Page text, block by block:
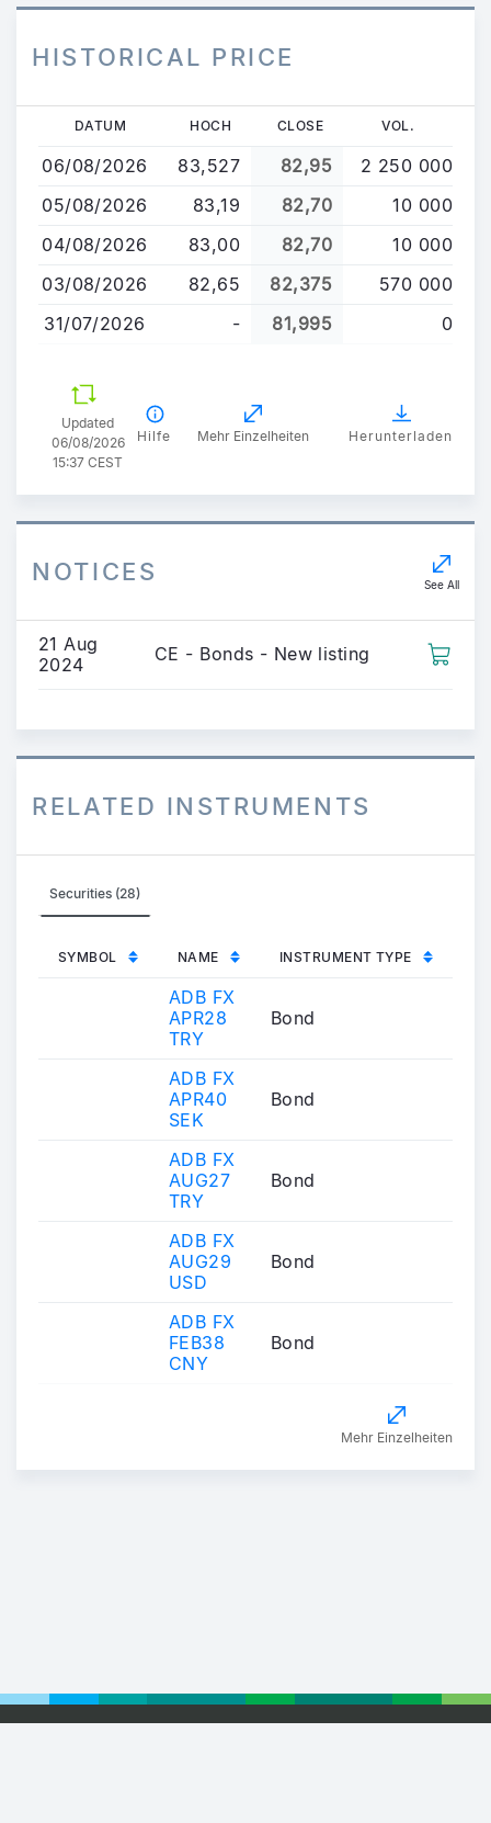
HISTORICAL PRICE
Direkt
Inhalt
DATUM HOCH CLOSE VOL.
06/08/2026 83,527 82,95
2 250 000
05/08/2026
83,19 82,70
10 000
04/08/2026
83,00 82,70
10 000
03/08/2026
82,65 82,375
570 000
31/07/2026
- 81,995 0
Updated
06/08/2026
15:37 CEST
Hilfe Mehr Einzelheiten Herunterladen
NOTICES See All
21 Aug
2024
CE - Bonds - New listing
RELATED INSTRUMENTS
Securities (28)
SYMBOL NAME INSTRUMENT TYPE
ADB FX
APR28
TRY
Bond
ADB FX
APR40
SEK
Bond
ADB FX
AUG27
TRY
Bond
ADB FX
AUG29
USD
Bond
ADB FX
FEB38
CNY
Bond
Mehr Einzelheiten